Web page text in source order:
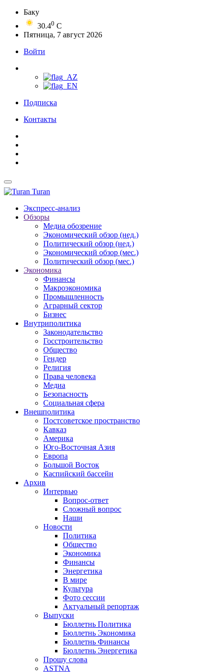
Баку
30.40 C
Пятница, 7 август 2026
Войти
Подписка
Контакты
Turan
Экспресс-анализ
Обзоры
Медиа обозрение
Экономический обзор (нед.)
Политический обзор (нед.)
Экономический обзор (мес.)
Политический обзор (мес.)
Экономика
Финансы
Макроэкономика
Промышленность
Аграрный сектор
Бизнес
Внутриполитика
Законодательство
Госстроительство
Общество
Гендер
Религия
Права человека
Медиа
Безопасность
Социальная сфера
Внешполитика
Постсоветское пространство
Кавказ
Америка
Юго-Восточная Азия
Европа
Большой Восток
Каспийский бассейн
Архив
Интервью
Вопрос-ответ
Сложный вопрос
Наши
Новости
Политика
Общество
Экономика
Финансы
Энергетика
В мире
Культура
Фото сессии
Актуальный репортаж
Выпуски
Бюллетнь Политика
Бюллетнь Экономика
Бюллетнь Финансы
Бюллетнь Энергетика
Прошу слова
ASTNA